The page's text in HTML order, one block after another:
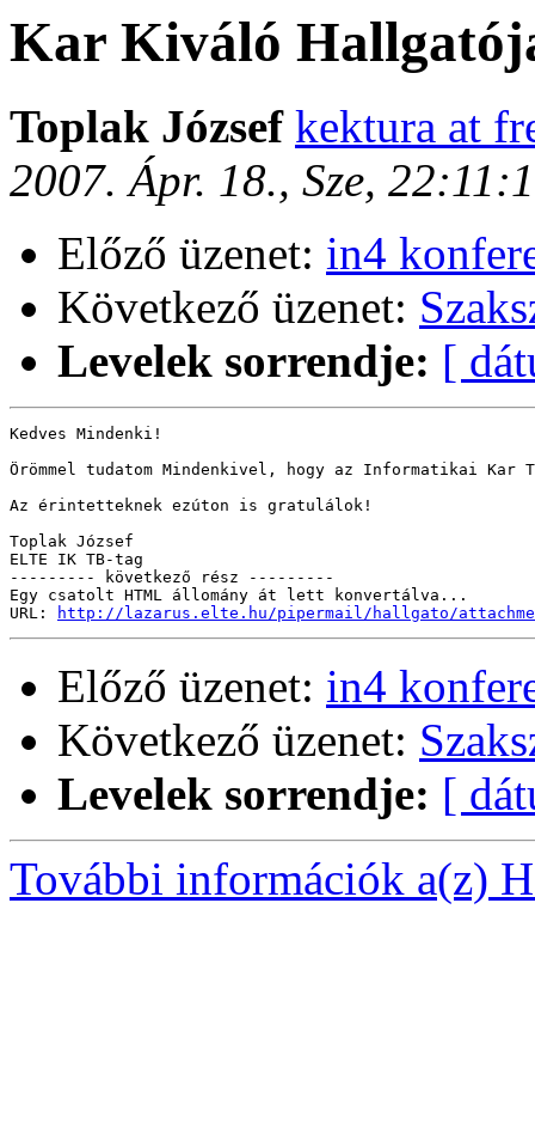
Kar Kiváló
Toplak József kektura at
2007. Ápr. 18., Sze,
Előző üzenet: in4
Következő üzenet:
Levelek sorrendje: [
Kedves Mindenki!
Örömmel tudatom Mindenkivel, hogy az Informatikai
Az érintetteknek ezúton is gratulálok!
Toplak József
ELTE IK TB-tag
--------- következő rész ---------
Egy csatolt HTML állomány át lett konvertálva...
URL:
http://lazarus.elte.hu/pipermail/hallgato/
Előző üzenet: in4
Következő üzenet:
Levelek sorrendje: [
További információk a(z)